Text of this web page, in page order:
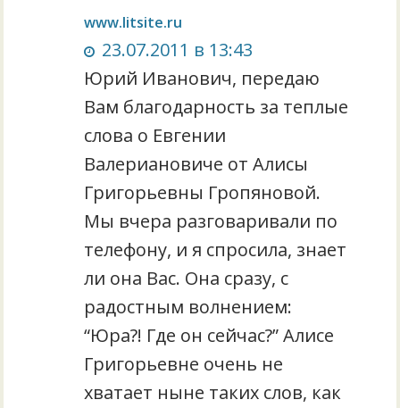
www.litsite.ru
23.07.2011 в 13:43
Юрий Иванович, передаю
Вам благодарность за теплые
слова о Евгении
Валериановиче от Алисы
Григорьевны Гропяновой.
Мы вчера разговаривали по
телефону, и я спросила, знает
ли она Вас. Она сразу, с
радостным волнением:
“Юра?! Где он сейчас?” Алисе
Григорьевне очень не
хватает ныне таких слов, как